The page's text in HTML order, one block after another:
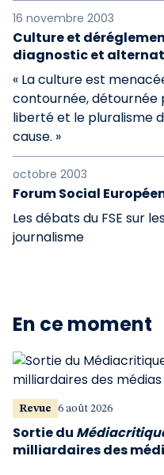
16 novembre 2003
Culture et
diagnostic et
« La culture est
contournée, détournée
liberté et le pluralisme
cause. »
octobre 2003
Forum Social
Les débats du FSE sur
journalisme
En ce moment
Revue 6 août 2026
Sortie du
milliardaires des